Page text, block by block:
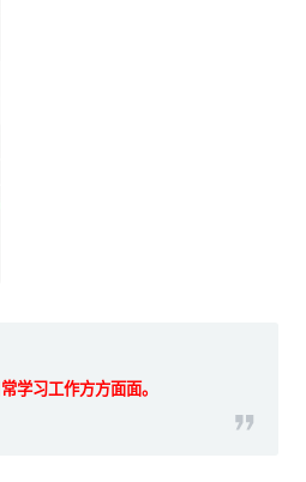
学习工作方方面面。